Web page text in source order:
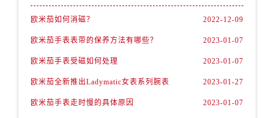
欧米茄如何消磁？ 2022-12-09
欧米茄手表表带的保养方法有哪些？ 2023-01-07
欧米茄手表受磁如何处理 2023-01-07
欧米茄全新推出Ladymatic女表系列腕表 2023-01-27
欧米茄手表走时慢的具体原因 2023-01-07